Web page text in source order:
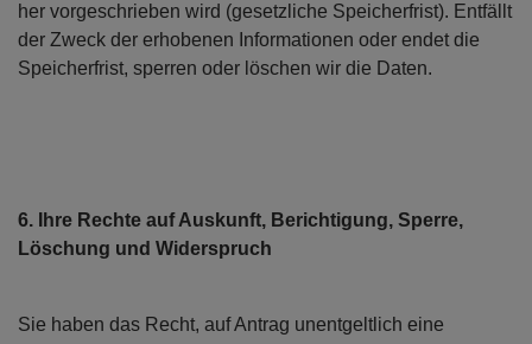
her vorgeschrieben wird (gesetzliche Speicherfrist). Entfällt
der Zweck der erhobenen Informationen oder endet die
Speicherfrist, sperren oder löschen wir die Daten.
6. Ihre Rechte auf Auskunft, Berichtigung, Sperre,
Löschung und Widerspruch
Sie haben das Recht, auf Antrag unentgeltlich eine